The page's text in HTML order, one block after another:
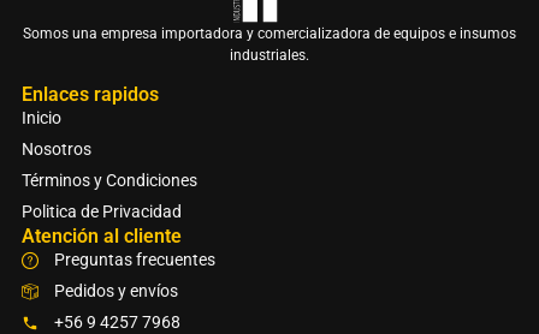
Somos una empresa importadora y comercializadora de equipos e insumos
industriales.
Enlaces rapidos
Inicio
Nosotros
Términos y Condiciones
Politica de Privacidad
Atención al cliente
Preguntas frecuentes
Pedidos y envíos
+56 9 4257 7968